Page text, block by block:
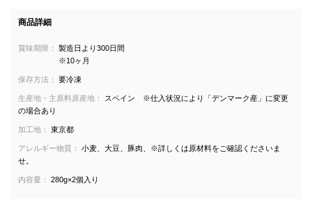
商品詳細
賞味期限：
製造日より300日間
※10ヶ月
保存方法： 要冷凍
生産地・主原料原産地：
スペイン ※仕入状況により「デンマーク産」に変更
の場合あり
加工地： 東京都
アレルギー物質：
小麦、大豆、豚肉、※詳しくは原材料をご確認くださいま
せ。
内容量： 280g×2個入り